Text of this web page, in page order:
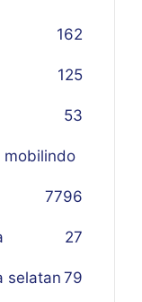
162
125
53
mobilindo
96
77
27
selatan 79